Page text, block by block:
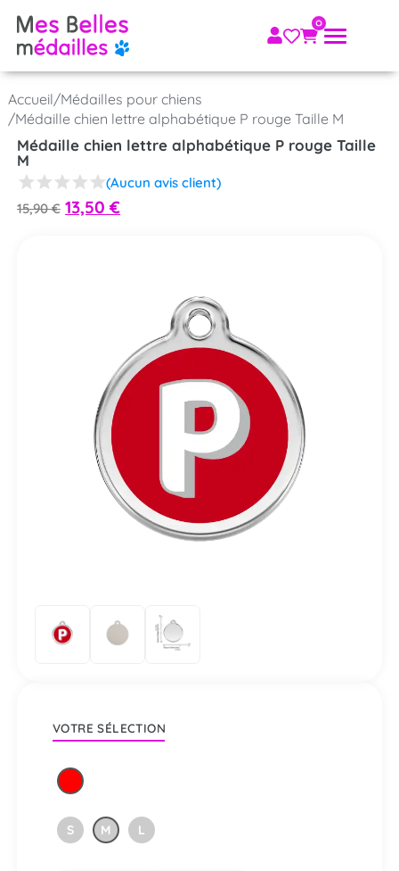
Accueil/Médailles pour chiens
/Médaille chien lettre alphabétique P rouge Taille M
Médaille chien lettre alphabétique P rouge Taille
M
(Aucun avis client)
15,90€ 13,50 €
VOTRE SÉLECTION
S M L